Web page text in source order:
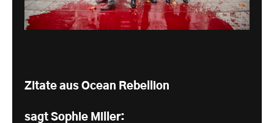
Zitate aus Ocean Rebellion
sagt Sophie Miller: